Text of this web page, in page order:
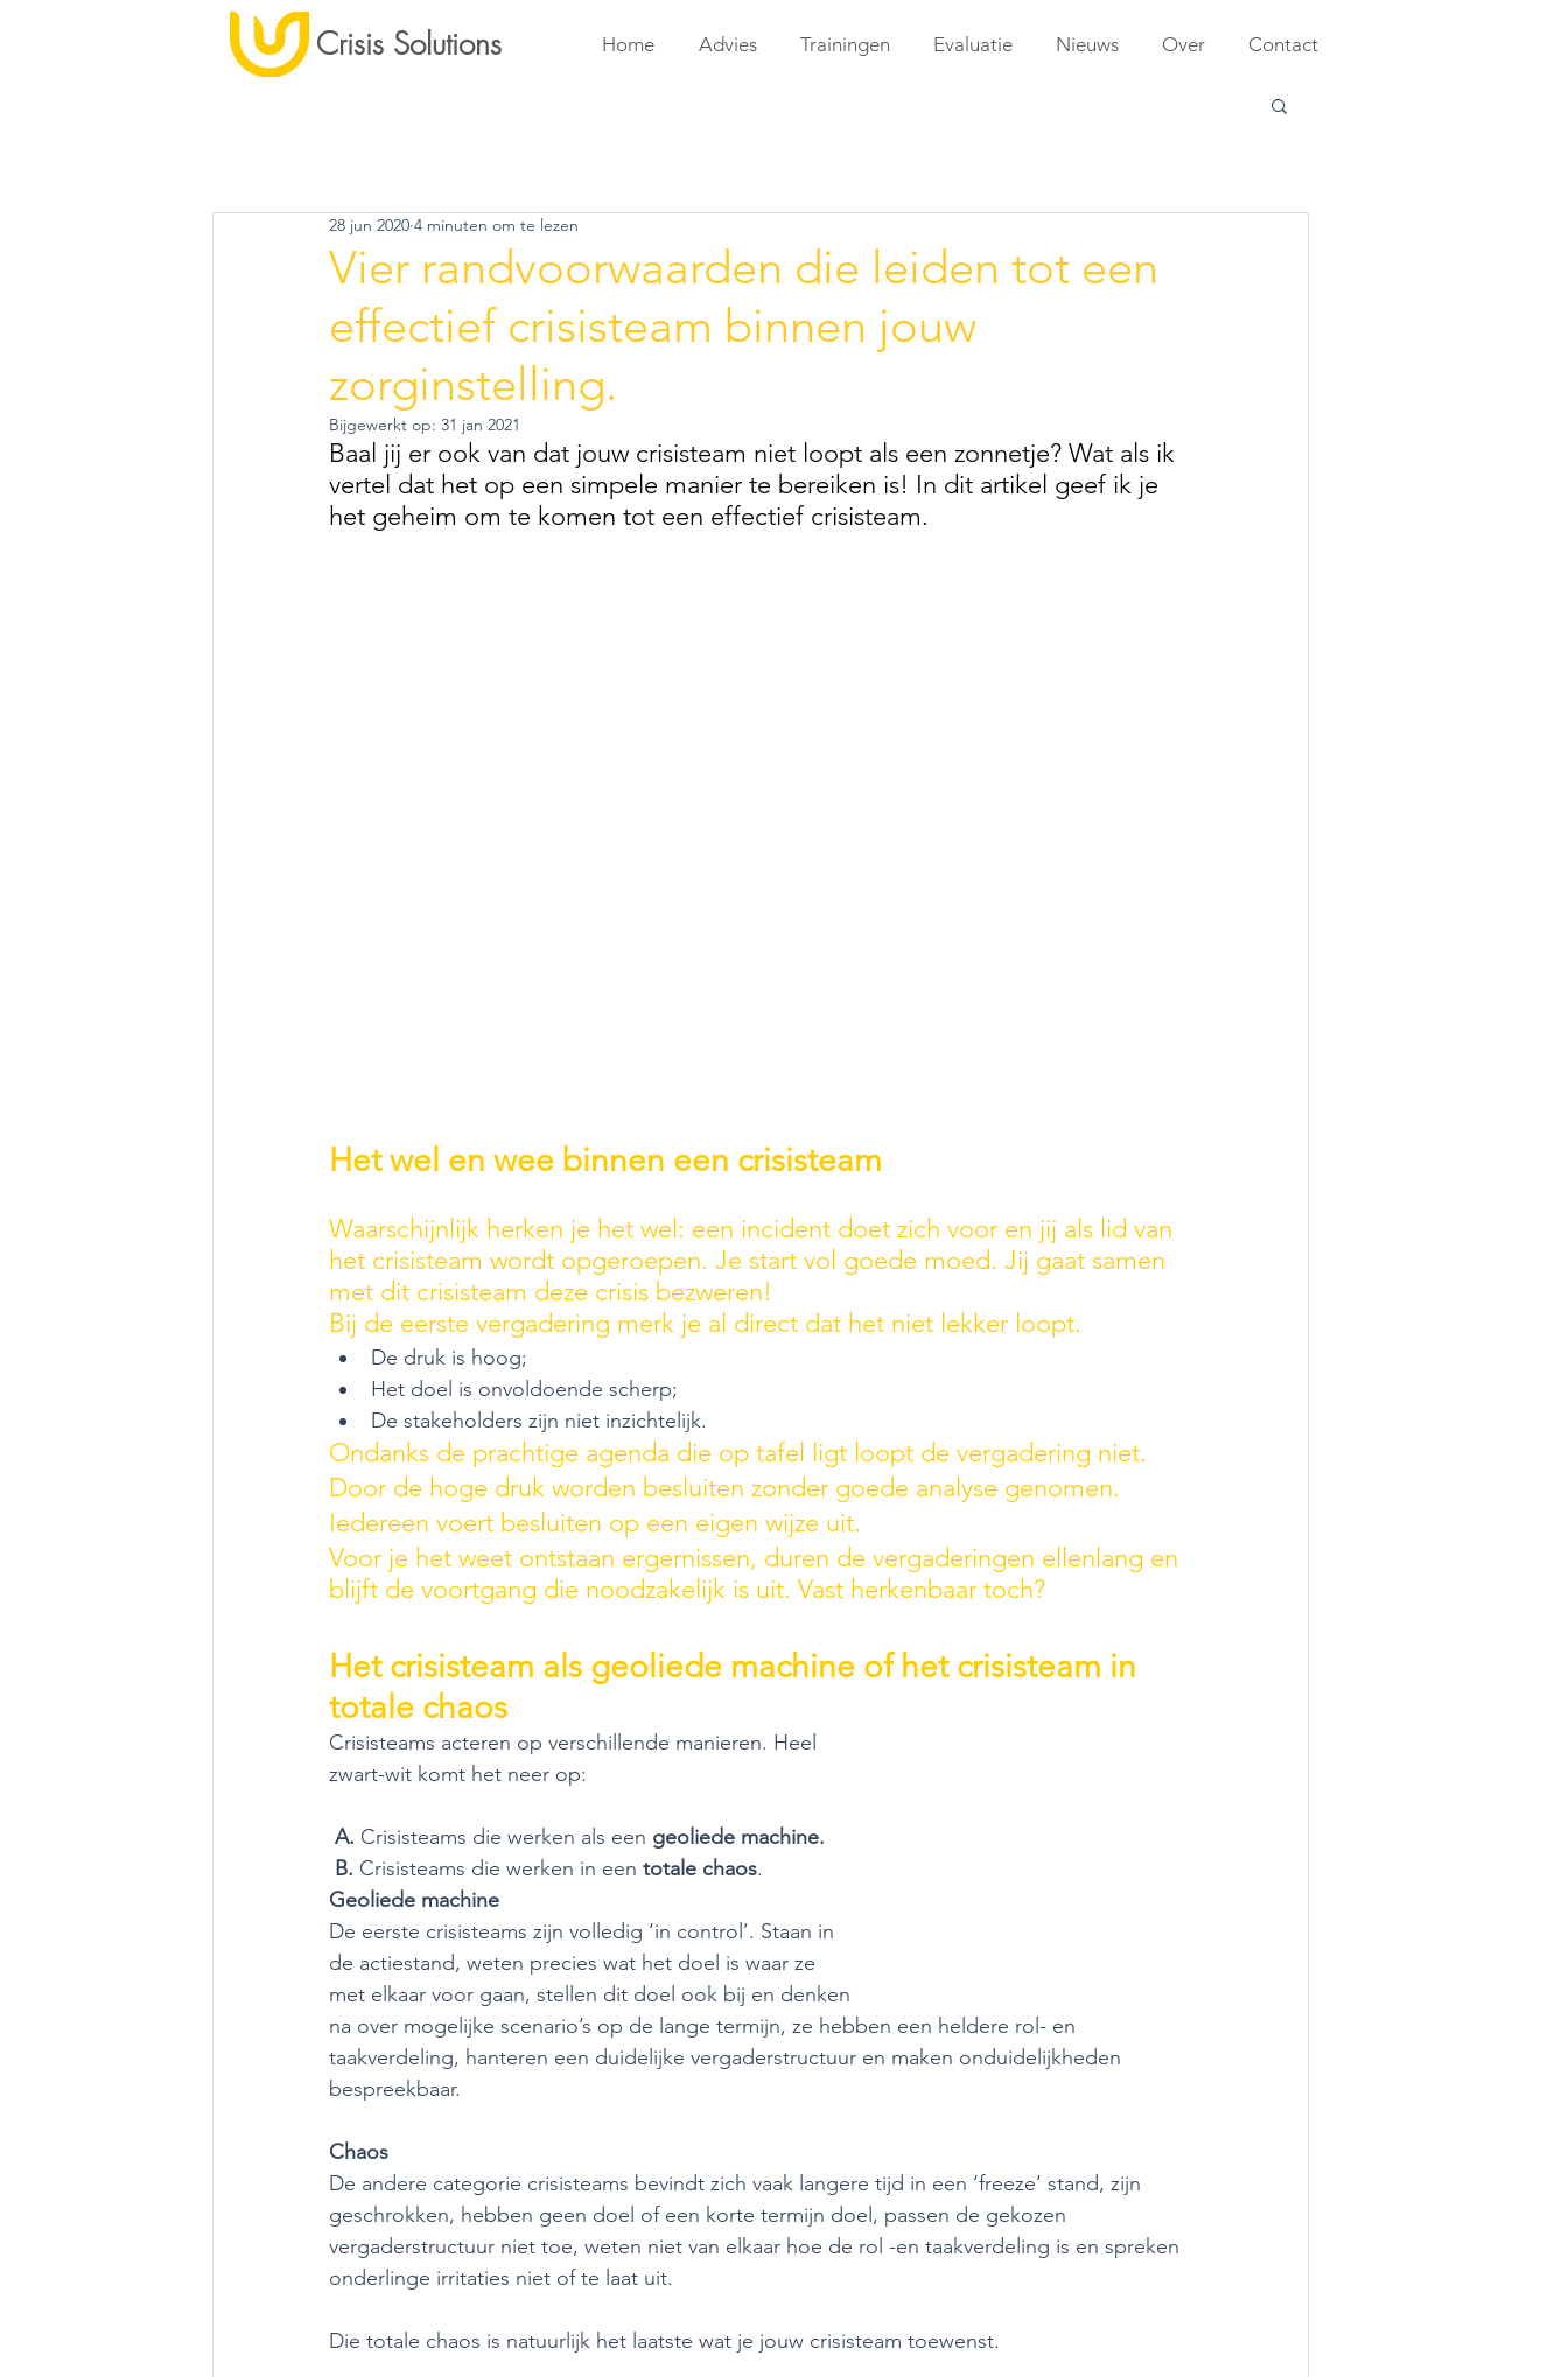
Crisis Solutions Home Advies Trainingen Evaluatie Nieuws Over Contact
Vier randvoorwaarden die leiden tot een
effectief crisisteam binnen jouw
zorginstelling.
28 jun 2020 4 minuten om te lezen
Bijgewerkt op: 31 jan 2021
Baal jij er ook van dat jouw crisisteam niet loopt als een zonnetje? Wat als ik
vertel dat het op een simpele manier te bereiken is! In dit artikel geef ik je
het geheim om te komen tot een effectief crisisteam.
Het wel en wee binnen een crisisteam
Waarschijnlijk herken je het wel: een incident doet zich voor en jij als lid van
het crisisteam wordt opgeroepen. Je start vol goede moed. Jij gaat samen
met dit crisisteam deze crisis bezweren!
Bij de eerste vergadering merk je al direct dat het niet lekker loopt.
De druk is hoog;
Het doel is onvoldoende scherp;
De stakeholders zijn niet inzichtelijk.
Ondanks de prachtige agenda die op tafel ligt loopt de vergadering niet.
Door de hoge druk worden besluiten zonder goede analyse genomen.
Iedereen voert besluiten op een eigen wijze uit.
Voor je het weet ontstaan ergernissen, duren de vergaderingen ellenlang en
blijft de voortgang die noodzakelijk is uit. Vast herkenbaar toch?
Het crisisteam als geoliede machine of het crisisteam in
totale chaos
Crisisteams acteren op verschillende manieren. Heel
zwart-wit komt het neer op:
A. Crisisteams die werken als een geoliede machine.
B. Crisisteams die werken in een totale chaos.
Geoliede machine
De eerste crisisteams zijn volledig ‘in control’. Staan in
de actiestand, weten precies wat het doel is waar ze
met elkaar voor gaan, stellen dit doel ook bij en denken
na over mogelijke scenario’s op de lange termijn, ze hebben een heldere rol- en
taakverdeling, hanteren een duidelijke vergaderstructuur en maken onduidelijkheden
bespreekbaar.
Chaos
De andere categorie crisisteams bevindt zich vaak langere tijd in een ‘freeze’ stand, zijn
geschrokken, hebben geen doel of een korte termijn doel, passen de gekozen
vergaderstructuur niet toe, weten niet van elkaar hoe de rol -en taakverdeling is en spreken
onderlinge irritaties niet of te laat uit.
Die totale chaos is natuurlijk het laatste wat je jouw crisisteam toewenst.